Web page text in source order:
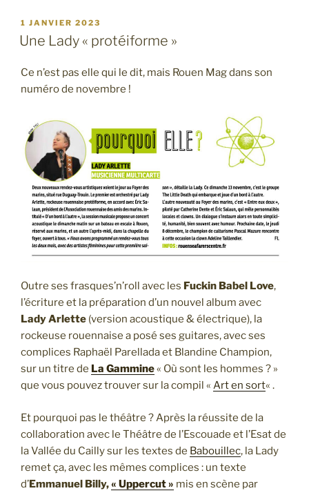
PUBLIÉ
LE
1 JANVIER 2023
Une Lady « protéiforme »
Ce n’est pas elle qui le dit, mais Rouen Mag dans son
numéro de novembre !
Outre ses frasques’n’roll avec les Fuckin Babel Love,
l’écriture et la préparation d’un nouvel album avec
Lady Arlette (version acoustique & électrique), la
rockeuse rouennaise a posé ses guitares, avec ses
complices Raphaël Parellada et Blandine Champion,
sur un titre de La Gammine« Où sont les hommes ? »
que vous pouvez trouver sur la compil « Art en sort« .
Et pourquoi pas le théâtre ? Après la réussite de la
collaboration avec le Théâtre de l’Escouade et l’Esat de
la Vallée du Cailly sur les textes de Babouillec, la Lady
remet ça, avec les mêmes complices : un texte
d’Emmanuel Billy,« Uppercut » mis en scène par